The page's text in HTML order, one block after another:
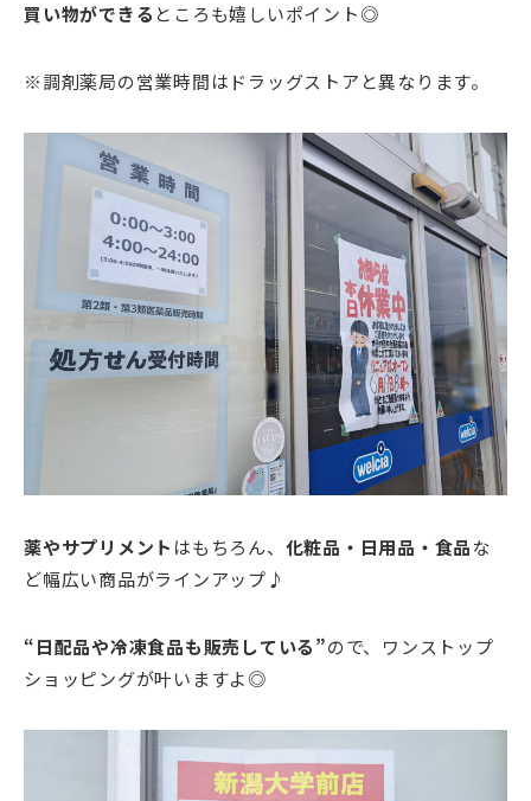
買い物ができる ところも嬉しいポイント◎
※調剤薬局の営業時間はドラッグストアと異なります。
薬やサプリメント はもちろん、 化粧品・日用品・食品な
ど幅広い商品がラインアップ♪
“日配品や冷凍食品も販売している”ので、ワンストップ
ショッピングが叶いますよ◎